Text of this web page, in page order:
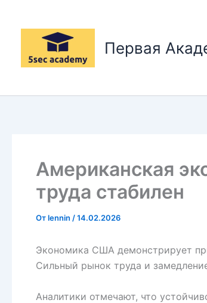
содержимому
Первая
Американская
труда стабилен
Отlennin /14.02.2026
Экономика США демонстрирует
Сильный рынок труда и
Аналитики отмечают, что